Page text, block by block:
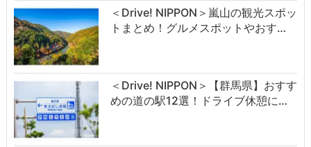
＜Drive! NIPPON＞嵐山の観光スポッ
トまとめ！グルメスポットやおす…
＜Drive! NIPPON＞【群馬県】おすす
めの道の駅12選！ドライブ休憩に…